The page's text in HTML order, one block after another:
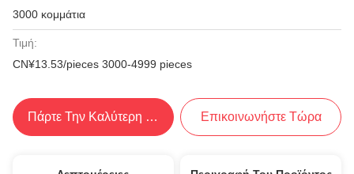
3000 κομμάτια
Τιμή:
CN¥13.53/pieces 3000-4999 pieces
Πάρτε Την Καλύτερη Τιμή Επικοινωνήστε Τώρα